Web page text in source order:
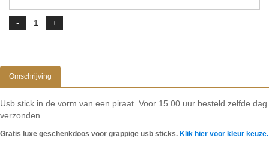
Omschrijving
Usb stick in de vorm van een piraat. Voor 15.00 uur besteld zelfde dag
verzonden.
Gratis luxe geschenkdoos voor grappige usb sticks. Klik hier voor kleur keuze.